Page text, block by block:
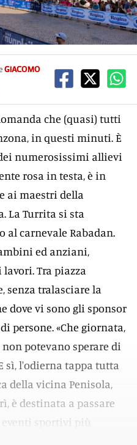
GIACOMO
che (quasi) tutti
in questi minuti. È
numerosissimi allievi
rosa in testa, è in
ai maestri della
La Turrita si sta
al carnevale Rabadan.
ed anziani,
Tra piazza
senza tralasciare la
dove vi sono gli sponsor
persone. «Che giornata,
potevano sperare di
sì, l'odierna tappa tutta
della vicina Penisola,
è destinata a passare
sportivi più